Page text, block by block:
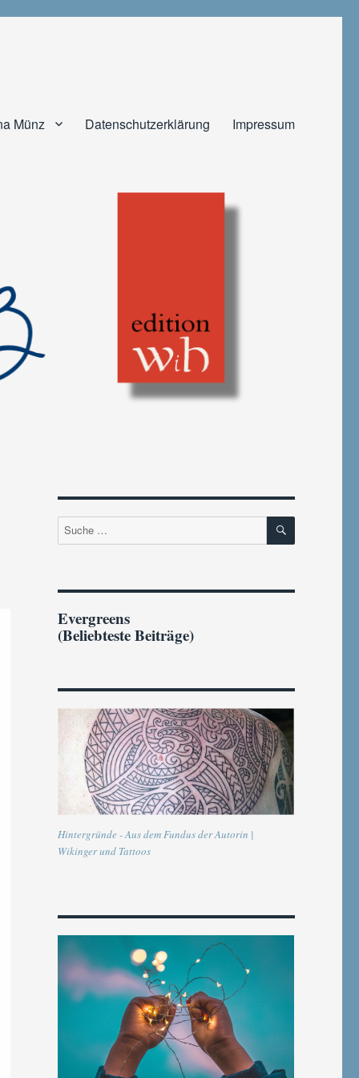
Münz Datenschutzerklärung Impressum
Suche
nach:
SUCHEN
Evergreens
(Beliebteste Beiträge)
Hintergründe - Aus dem Fundus der Autorin |
Wikinger und Tattoos